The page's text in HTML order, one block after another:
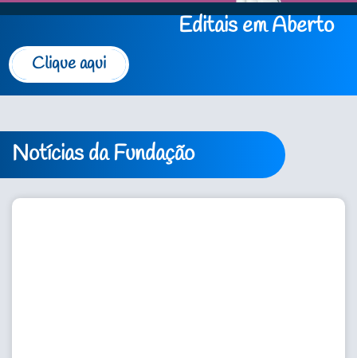
Editais em Aberto
Clique aqui
Notícias da Fundação